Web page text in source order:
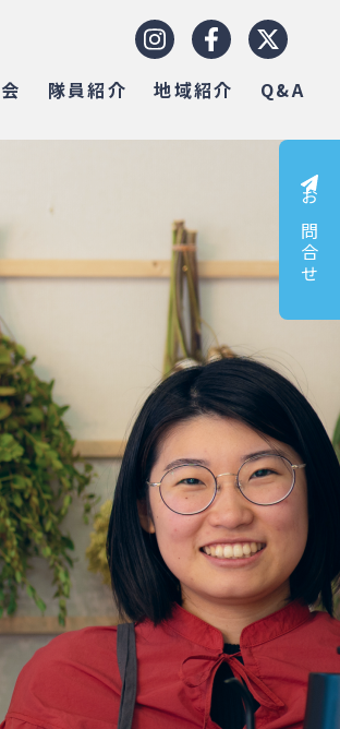
隊員紹介 地域紹介 Q&A
お問合せ